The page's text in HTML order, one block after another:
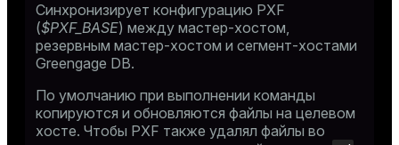
Синхронизирует конфигурацию PXF
($PXF_BASE) между мастер-хостом,
резервным мастер-хостом и сегмент-хостами
Greengage DB.
По умолчанию при выполнении команды
копируются и обновляются файлы на целевом
хосте. Чтобы PXF также удалял файлы во